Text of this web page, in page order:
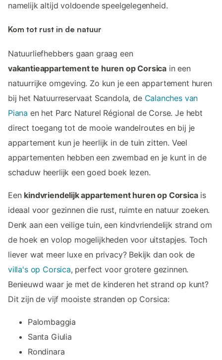
namelijk altijd voldoende speelgelegenheid.
Kom tot rust in de natuur
Natuurliefhebbers gaan graag een
vakantieappartement te huren op Corsica in een
natuurrijke omgeving. Zo kun je een appartement huren
bij het Natuurreservaat Scandola, de Calanches van
Piana en het Parc Naturel Régional de Corse. Je hebt
direct toegang tot de mooie wandelroutes en bij je
appartement kun je heerlijk in de tuin zitten. Veel
appartementen hebben een zwembad en je kunt in de
schaduw heerlijk een goed boek lezen.
Een kindvriendelijk appartement huren op Corsicais
ideaal voor gezinnen die rust, ruimte en natuur zoeken.
Denk aan een veilige tuin, een kindvriendelijk strand om
de hoek en volop mogelijkheden voor uitstapjes. Toch
liever wat meer luxe en privacy? Bekijk dan ook de
villa's op Corsica, perfect voor grotere gezinnen.
Benieuwd waar je met de kinderen het strand op kunt?
Dit zijn de vijf mooiste stranden op Corsica:
Palombaggia
Santa Giulia
Rondinara